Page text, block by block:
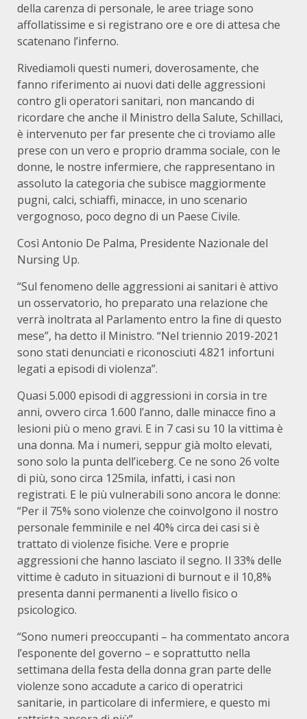
della carenza di personale, le aree triage sono
affollatissime e si registrano ore e ore di attesa che
scatenano l’inferno.
Rivediamoli questi numeri, doverosamente, che
fanno riferimento ai nuovi dati delle aggressioni
contro gli operatori sanitari, non mancando di
ricordare che anche il Ministro della Salute, Schillaci,
è intervenuto per far presente che ci troviamo alle
prese con un vero e proprio dramma sociale, con le
donne, le nostre infermiere, che rappresentano in
assoluto la categoria che subisce maggiormente
pugni, calci, schiaffi, minacce, in uno scenario
vergognoso, poco degno di un Paese Civile.
Così Antonio De Palma, Presidente Nazionale del
Nursing Up.
“Sul fenomeno delle aggressioni ai sanitari è attivo
un osservatorio, ho preparato una relazione che
verrà inoltrata al Parlamento entro la fine di questo
mese”, ha detto il Ministro. “Nel triennio 2019-2021
sono stati denunciati e riconosciuti 4.821 infortuni
legati a episodi di violenza”.
Quasi 5.000 episodi di aggressioni in corsia in tre
anni, ovvero circa 1.600 l’anno, dalle minacce fino a
lesioni più o meno gravi. E in 7 casi su 10 la vittima è
una donna. Ma i numeri, seppur già molto elevati,
sono solo la punta dell’iceberg. Ce ne sono 26 volte
di più, sono circa 125mila, infatti, i casi non
registrati. E le più vulnerabili sono ancora le donne:
“Per il 75% sono violenze che coinvolgono il nostro
personale femminile e nel 40% circa dei casi si è
trattato di violenze fisiche. Vere e proprie
aggressioni che hanno lasciato il segno. Il 33% delle
vittime è caduto in situazioni di burnout e il 10,8%
presenta danni permanenti a livello fisico o
psicologico.
“Sono numeri preoccupanti – ha commentato ancora
l’esponente del governo – e soprattutto nella
settimana della festa della donna gran parte delle
violenze sono accadute a carico di operatrici
sanitarie, in particolare di infermiere, e questo mi